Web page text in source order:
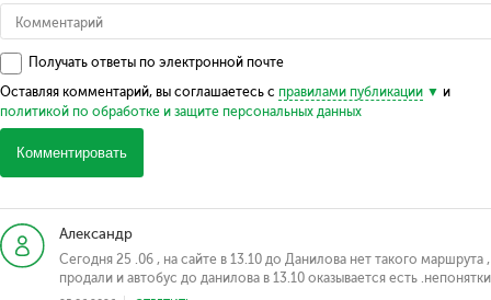
Получать ответы по электронной почте
Оставляя комментарий, вы соглашаетесь с правилами публикации
и
политикой по обработке и защите персональных данных
Комментировать
Александр
Сегодня 25 .06 , на сайте в 13.10 до Данилова нет такого маршрута
продали и автобус до данилова в 13.10 оказывается есть